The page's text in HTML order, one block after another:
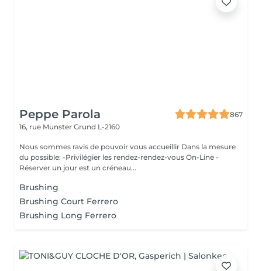
Peppe Parola
867
16, rue Munster Grund L-2160
Nous sommes ravis de pouvoir vous accueillir Dans la mesure
du possible: -Privilégier les rendez-rendez-vous On-Line -
Réserver un jour est un créneau...
Brushing
Brushing Court Ferrero
Brushing Long Ferrero